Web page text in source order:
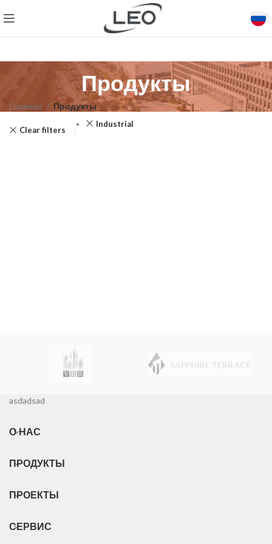
Продукты
Главная Продукты
Clear filters
Industrial
asdadsad
О НАС
ПРОДУКТЫ
ПРОЕКТЫ
СЕРВИС